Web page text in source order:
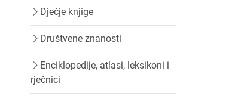
Dječje knjige
Društvene znanosti
Enciklopedije, atlasi, leksikoni i
rječnici